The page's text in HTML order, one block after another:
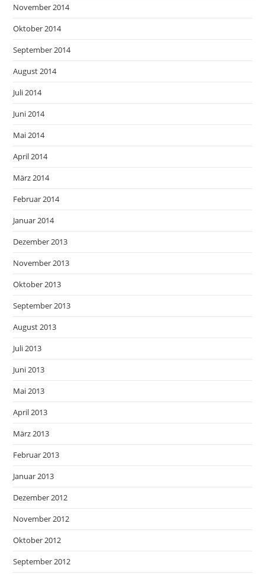
November 2014
Oktober 2014
September 2014
August 2014
Juli 2014
Juni 2014
Mai 2014
April 2014
März 2014
Februar 2014
Januar 2014
Dezember 2013
November 2013
Oktober 2013
September 2013
August 2013
Juli 2013
Juni 2013
Mai 2013
April 2013
März 2013
Februar 2013
Januar 2013
Dezember 2012
November 2012
Oktober 2012
September 2012